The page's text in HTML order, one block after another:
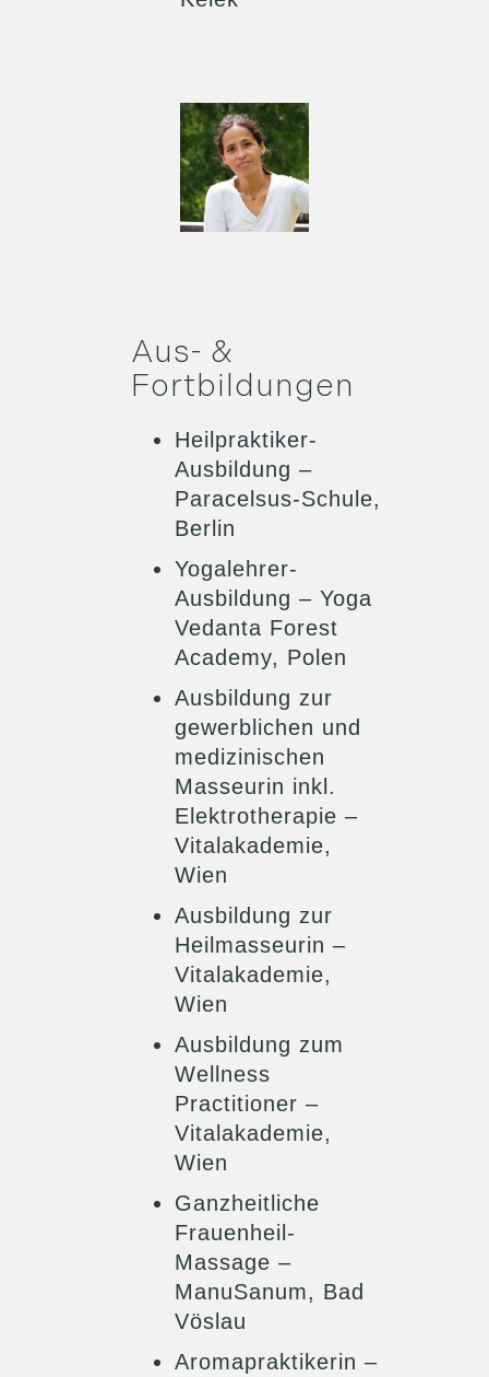
Aus- &
Fortbildungen
Heilpraktiker-
Ausbildung –
Paracelsus-Schule,
Berlin
Yogalehrer-
Ausbildung – Yoga
Vedanta Forest
Academy, Polen
Ausbildung zur
gewerblichen und
medizinischen
Masseurin inkl.
Elektrotherapie –
Vitalakademie,
Wien
Ausbildung zur
Heilmasseurin –
Vitalakademie,
Wien
Ausbildung zum
Wellness
Practitioner –
Vitalakademie,
Wien
Ganzheitliche
Frauenheil-
Massage –
ManuSanum, Bad
Vöslau
Aromapraktikerin –